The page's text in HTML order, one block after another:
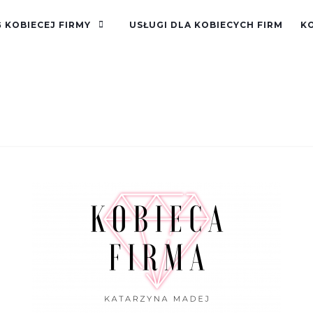
KOBIECEJ FIRMY USŁUGI DLA KOBIECYCH FIRM